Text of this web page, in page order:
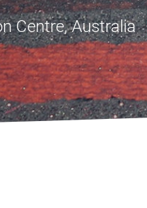
Centre, Australia